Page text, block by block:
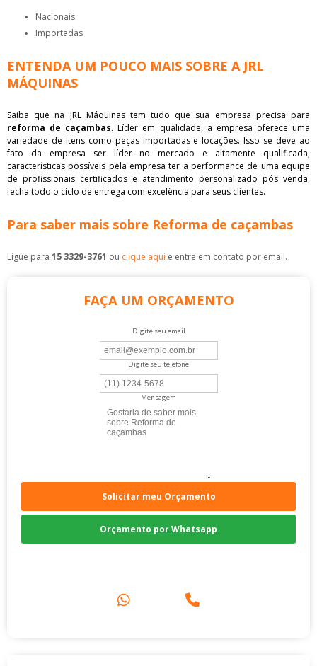
nacionais
importadas
ENTENDA UM POUCO MAIS SOBRE A JRL
MÁQUINAS
Saiba que na JRL Máquinas tem tudo que sua empresa precisa para
reforma de caçambas. Líder em qualidade, a empresa oferece uma
variedade de itens como peças importadas e locações. Isso se deve ao
fato da empresa ser líder no mercado e altamente qualificada,
características possíveis pela empresa ter a performance de uma equipe
de profissionais certificados e atendimento personalizado pós venda,
fecha todo o ciclo de entrega com excelência para seus clientes.
Para saber mais sobre Reforma de caçambas
Ligue para 15 3329-3761 ou clique aqui e entre em contato por email.
FAÇA UM ORÇAMENTO
Digite seu email
Digite seu telefone
Mensagem
Solicitar meu Orçamento
Orçamento por Whatsapp